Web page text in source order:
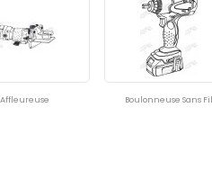
Affleureuse Boulonneuse Sans Fil